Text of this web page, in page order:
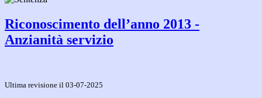
Riconoscimento dell’anno 2013 -
Anzianità servizio
Ultima revisione il 03-07-2025